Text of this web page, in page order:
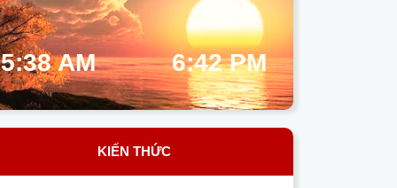
5:38 AM 6:42 PM
KIẾN THỨC